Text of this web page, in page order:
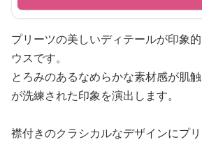
プリーツの美しいディテールが印象
ウスです。
とろみのあるなめらかな素材感が肌
が洗練された印象を演出します。
襟付きのクラシカルなデザインにプ